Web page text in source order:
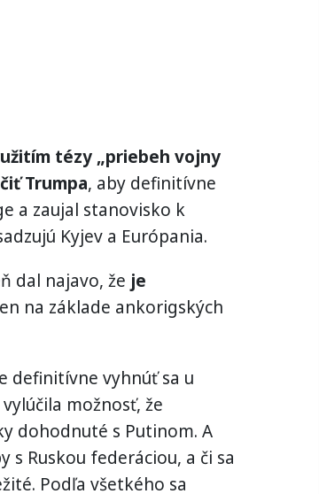
tézy „priebeh vojny
Trumpa, aby definitívne
a zaujal stanovisko k
Kyjev a Európania.
dal najavo, že je
na základe ankorigských
definitívne vyhnúť sa u
možnosť, že
dohodnuté s Putinom. A
s Ruskou federáciou, a či sa
Podľa všetkého sa